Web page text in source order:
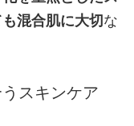
混合肌に大切な
スキンケア